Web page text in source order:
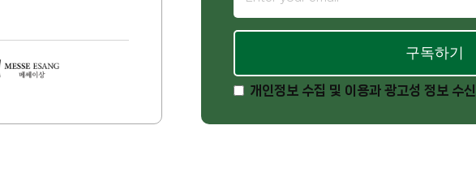
구독하기
개인정보 수집 및 이용과 광고성 정보 수신